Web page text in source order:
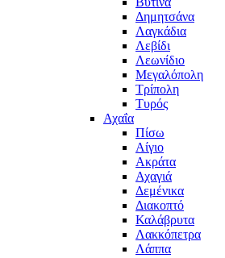
Δημητσάνα
Λαγκάδια
Λεβίδι
Λεωνίδιο
Μεγαλόπολη
Τρίπολη
Τυρός
Αχαΐα
Πίσω
Αίγιο
Ακράτα
Αχαγιά
Δεμένικα
Διακοπτό
Καλάβρυτα
Λακκόπετρα
Λάππα